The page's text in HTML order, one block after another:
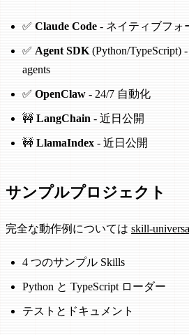
✅ Claude Code - ネイティブフォ
✅ Agent SDK (Python/
agents
✅ OpenClaw - 24/7 自動化
🚧 LangChain - 近日公開
🚧 LlamaIndex - 近日公開
サンプルプロジェクト
完全な動作例については skill-
4 つのサンプル Skills
Python と TypeScript ローダー
テストとドキュメント